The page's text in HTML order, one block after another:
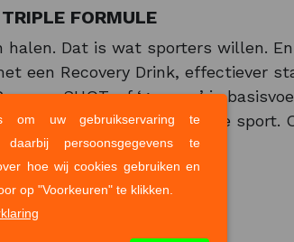
FORMULE
Dat is wat sporters willen.
een Recovery Drink, effectiever
SHOT, of ‘gewoon’ je
Topsport én recreatieve sport.
aan toevoegen.
formule: